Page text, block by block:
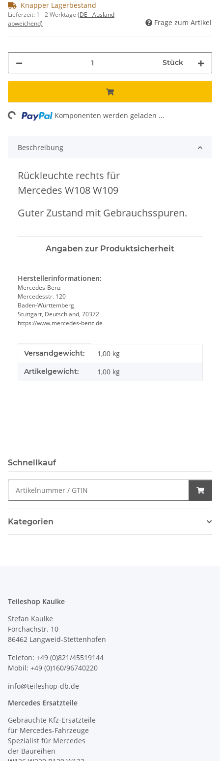
Knapper Lagerbestand
Lieferzeit: 1 - 2 Werktage (DE - Ausland
abweichend)
Frage zum Artikel
Stück
Komponenten werden geladen ...
Beschreibung
Rückleuchte rechts für
Mercedes W108 W109
Guter Zustand mit Gebrauchsspuren.
Angaben zur Produktsicherheit
Herstellerinformationen:
Mercedes-Benz
Mercedesstr. 120
Baden-Württemberg
Stuttgart, Deutschland, 70372
https://www.mercedes-benz.de
Produkteigenschaft
Wert
Versandgewicht: 1,00 kg
Artikelgewicht: 1,00 kg
Schnellkauf
Kategorien
Teileshop Kaulke
Stefan Kaulke
Forchachstr. 10
86462 Langweid-Stettenhofen
Telefon: +49 (0)821/45519144
Mobil: +49 (0)160/96740220
info@teileshop-db.de
Mercedes Ersatzteile
Gebrauchte Kfz-Ersatzteile
für Mercedes-Fahrzeuge
Spezialist für Mercedes
der Baureihen